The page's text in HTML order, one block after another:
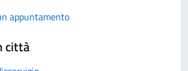
appuntamento
città